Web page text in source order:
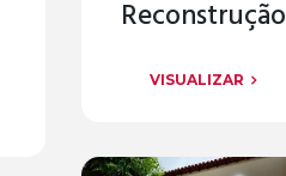
Reconstrução
VISUALIZAR